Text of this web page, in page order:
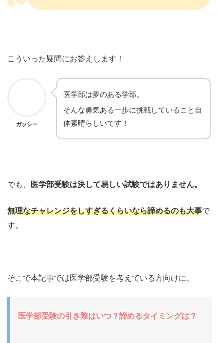
こういった疑問にお答えします！
ガッシー
医学部は夢のある学部。
そんな勇気ある一歩に挑戦していること自
体素晴らしいです！
でも、 医学部受験は決して易しい試験ではありません。
無理なチャレンジをしすぎるくらいなら諦めるのも大事で
す。
そこで本記事では医学部受験を考えている方向けに、
医学部受験の引き際はいつ？諦めるタイミングは？